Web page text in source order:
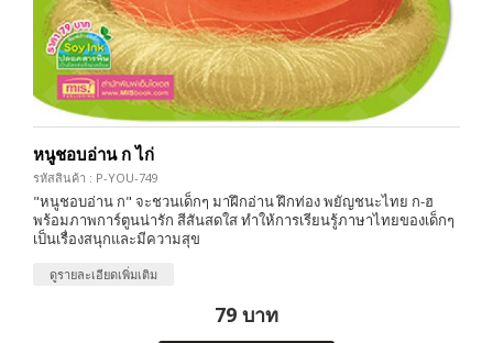
หนูชอบอ่าน ก ไก่
รหัสสินค้า : P-YOU-749
"หนูชอบอ่าน ก" จะชวนเด็กๆ มาฝึกอ่าน ฝึกท่อง พยัญชนะไทย ก-ฮ
พร้อมภาพการ์ตูนน่ารัก สีสันสดใส ทำให้การเรียนรู้ภาษาไทยของเด็กๆ
เป็นเรื่องสนุกและมีความสุข
ดูรายละเอียดเพิ่มเติม
79 บาท